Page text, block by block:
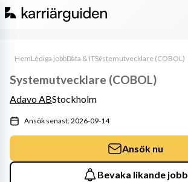
HemLediga jobbData & ITSystemutvecklare (COBOL)
Systemutvecklare (COBOL)
Adavo ABStockholm
Ansök senast: 2026-09-14
Ansök nu
Bevaka likande jobb